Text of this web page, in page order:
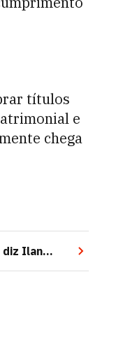
títulos
e
chega
diz Ilan